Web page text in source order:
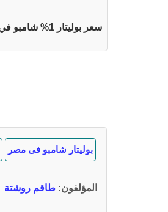
سعر بوليتار 1% شامبو في البحرين
بوليتار شامبو فى مصر
المؤلفون: طاقم روشتة